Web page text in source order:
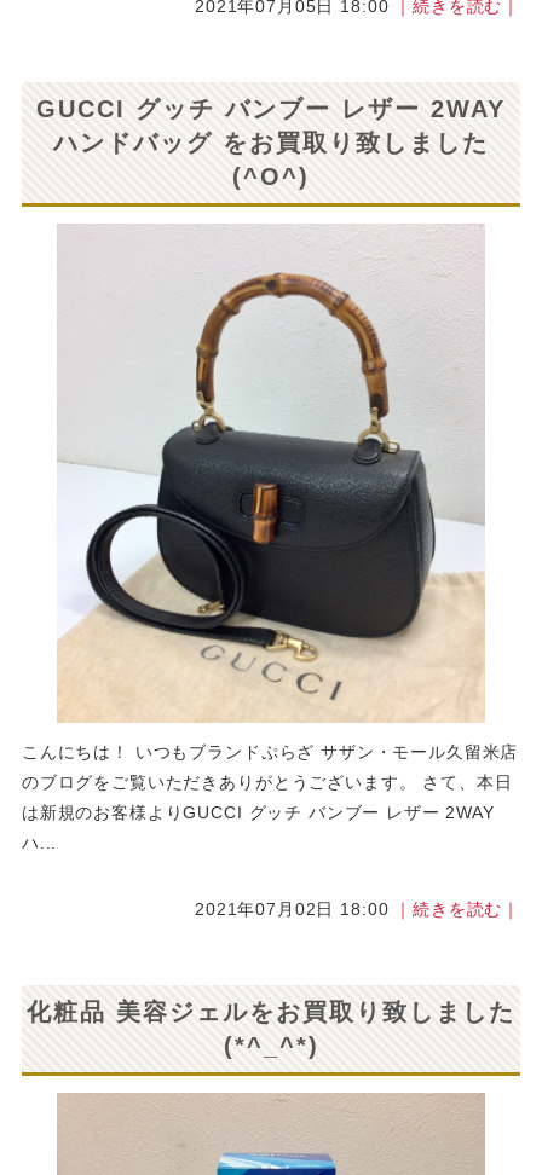
2021年07月05日 18:00 ｜続きを読む｜
GUCCI グッチ バンブー レザー 2WAY
ハンドバッグ をお買取り致しました
(^O^)
こんにちは！ いつもブランドぷらざ サザン・モール久留米店
のブログをご覧いただきありがとうございます。 さて、本日
は新規のお客様よりGUCCI グッチ バンブー レザー 2WAY
ハ...
2021年07月02日 18:00 ｜続きを読む｜
化粧品 美容ジェルをお買取り致しました
(*^_^*)